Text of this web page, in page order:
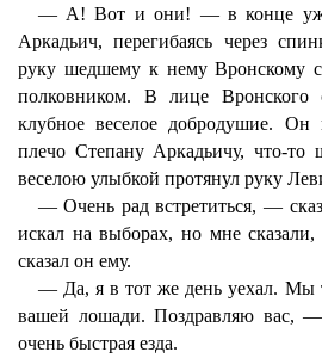
— А! Вот и они! — в конце уже
Аркадьич, перегибаясь через
руку шедшему к нему Вронскому
полковником. В лице Вронского
клубное веселое добродушие. Он
плечо Степану Аркадьичу, что-
веселою улыбкой протянул руку
— Очень рад встретиться, —
искал на выборах, но мне
сказал он ему.
— Да, я в тот же день уехал. Мы
вашей лошади. Поздравляю вас,
очень быстрая езда.